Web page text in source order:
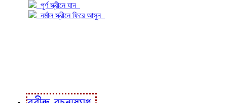
পূর্ণ স্ক্রীনে যান
নর্মাল স্ক্রীনে ফিরে আসুন